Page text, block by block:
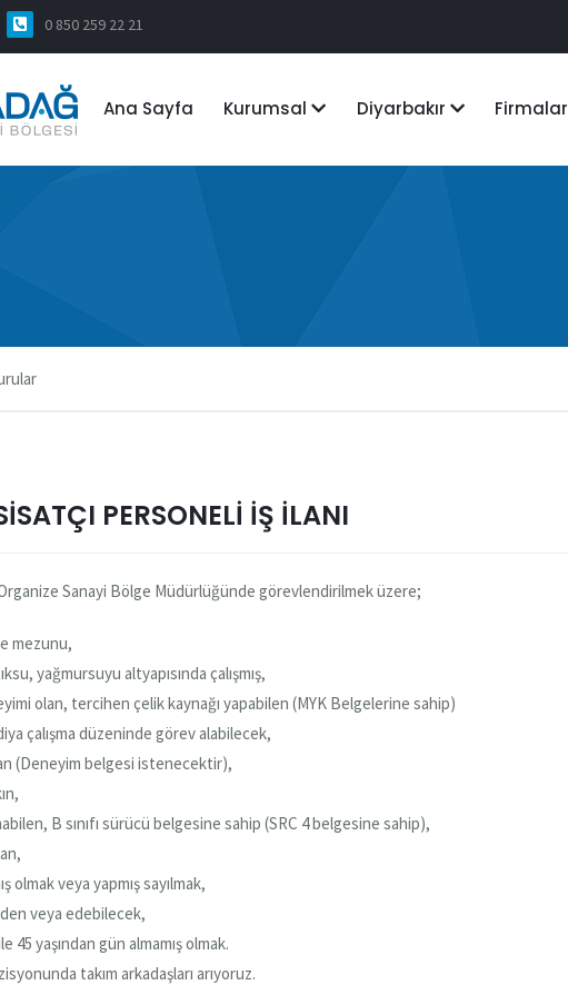
0 850 259 22 21
Ana Sayfa Kurumsal Diyarbakır Firmalar
PERSONELİ İŞ İLANI
Sanayi Bölge Müdürlüğünde görevlendirilmek üzere;
mezunu,
yağmursuyu altyapısında çalışmış,
olan, tercihen çelik kaynağı yapabilen (MYK Belgelerine sahip)
çalışma düzeninde görev alabilecek,
(Deneyim belgesi istenecektir),
B sınıfı sürücü belgesine sahip (SRC 4 belgesine sahip),
olmak veya yapmış sayılmak,
veya edebilecek,
45 yaşından gün almamış olmak.
takım arkadaşları arıyoruz.